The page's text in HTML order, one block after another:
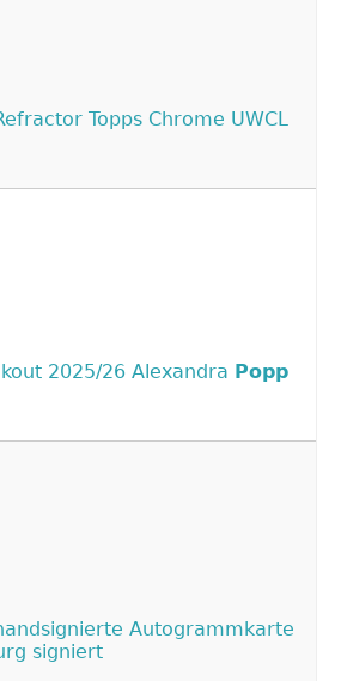
Topps Chrome UWCL
2025/26 Alexandra Popp
Autogrammkarte
signiert